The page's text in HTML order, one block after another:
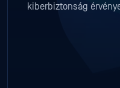
kiberbiztonság